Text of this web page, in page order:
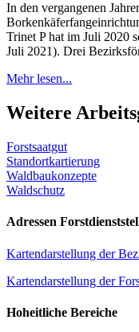
In den vergangenen
Trinet P hat im Juli 2020
Juli 2021). Drei
Mehr lesen...
Weitere
Forstsaatgut
Standortkartierung
Waldbaukonzepte
Waldschutz
Adressen
Kartendarstellung der
Kartendarstellung der
Hoheitliche Bereiche